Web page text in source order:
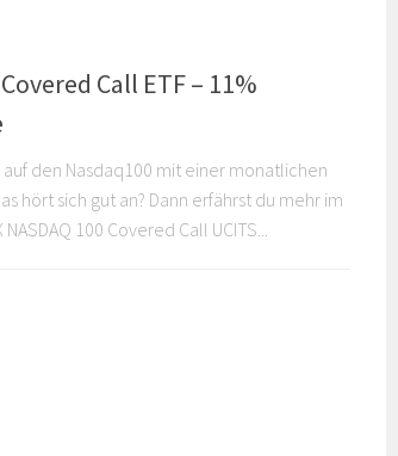
Call ETF – 11%
den Nasdaq100 mit einer monatlichen
hört sich gut an? Dann erfährst du mehr im
100 Covered Call UCITS...